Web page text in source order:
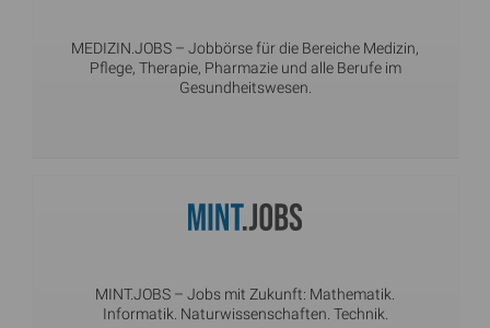
MEDIZIN.JOBS – Jobbörse für die Bereiche Medizin,
Pflege, Therapie, Pharmazie und alle Berufe im
Gesundheitswesen.
MINT.JOBS – Jobs mit Zukunft: Mathematik.
Informatik. Naturwissenschaften. Technik.